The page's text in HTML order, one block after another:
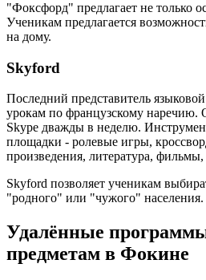
"Фоксфорд" предлагает не только
Ученикам предлагается
на дому.
Skyford
Последний представитель
урокам по французскому наречию.
Skype дважды в неделю.
площадки - ролевые игры,
произведения, литература,
Skyford позволяет ученикам
"родного" или "чужого" населения.
Удалённые
предметам в Фокине